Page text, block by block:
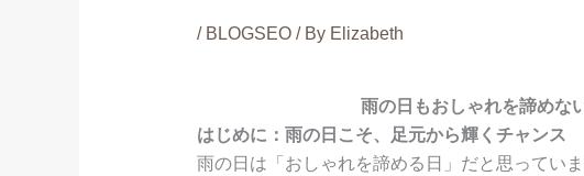
/ BLOGSEO/ By Elizabeth
雨の日もおしゃれを諦めな
はじめに：雨の日こそ、足元から輝くチャンス
雨の日は「おしゃれを諦める日」だと思ってい